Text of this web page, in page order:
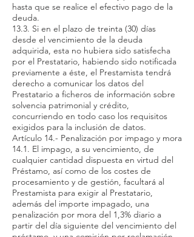
hasta que se realice el efectivo pago de la
deuda.
13.3. Si en el plazo de treinta (30) días
desde el vencimiento de la deuda
adquirida, esta no hubiera sido satisfecha
por el Prestatario, habiendo sido notificada
previamente a éste, el Prestamista tendrá
derecho a comunicar los datos del
Prestatario a ficheros de información sobre
solvencia patrimonial y crédito,
concurriendo en todo caso los requisitos
exigidos para la inclusión de datos.
Artículo 14.- Penalización por impago y mora
14.1. El impago, a su vencimiento, de
cualquier cantidad dispuesta en virtud del
Préstamo, así como de los costes de
procesamiento y de gestión, facultará al
Prestamista para exigir al Prestatario,
además del importe impagado, una
penalización por mora del 1,3% diario a
partir del día siguiente del vencimiento del